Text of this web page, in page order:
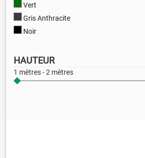
Vert
Gris Anthracite
Noir
HAUTEUR
1 mètres - 2 mètres